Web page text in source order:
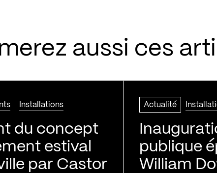
aussi ces
Installations
du concept
estival
par Castor
Actualité
publique
William